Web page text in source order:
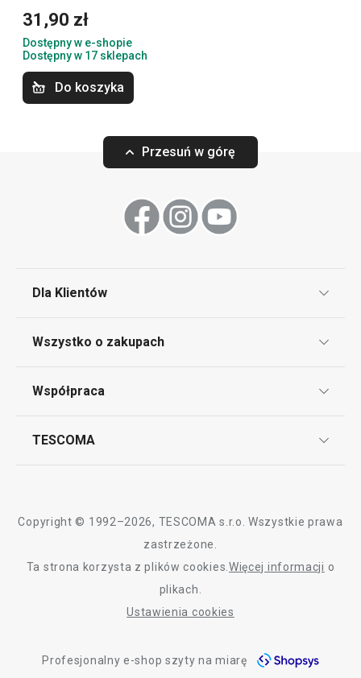
Dostępny w e-shopie
Dostępny w 17 sklepach
31,90 zł
Dostępny w e-shopie
Dostępny w 17 sklepach
Do koszyka
Przesuń w górę
Dla Klientów
Bony podarunkowe
Wszystko o zakupach
Dostawa i sposoby płatności
Współpraca
TESCOMA
Graficzne oznaczenie produktów
Polityka prywatności
Copyright © 1992–2026, TESCOMA s.r.o. Wszystkie prawa
zastrzeżone.
Ta strona korzysta z plików cookies. Więcej informacji o
plikach.
Ustawienia cookies
Profesjonalny e-shop szyty na miarę